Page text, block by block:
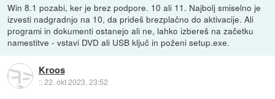
Win 8.1 pozabi, ker je brez podpore. 10 ali 11. Najbolj smiselno je
izvesti nadgradnjo na 10, da prideš brezplačno do aktivacije. Ali
programi in dokumenti ostanejo ali ne, lahko izbereš na začetku
namestitve - vstavi DVD ali USB ključ in poženi setup.exe.
Kroos
::22. okt 2023, 23:52